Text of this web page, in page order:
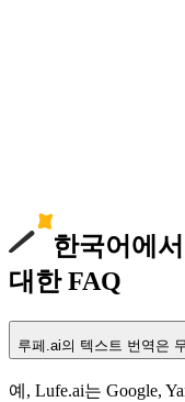
한국어에
대한 FAQ
루페.ai의 텍스트 번역은
예, Lufe.ai는 Google,